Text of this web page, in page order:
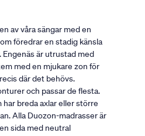
av våra sängar med en
föredrar en stadig känsla
Engenäs är utrustad med
med en mjukare zon för
där det behövs.
och passar de flesta.
breda axlar eller större
Alla Duozon-madrasser är
sida med neutral